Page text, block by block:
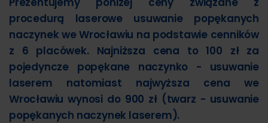
procedurą laserowe usuwanie popękanych
naczynek we Wrocławiu na podstawie cenników
z 6 placówek. Najniższa cena to 100 zł za
pojedyncze popękane naczynko - usuwanie
laserem natomiast najwyższa cena we
Wrocławiu wynosi do 900 zł (twarz - usuwanie
popękanych naczynek laserem).